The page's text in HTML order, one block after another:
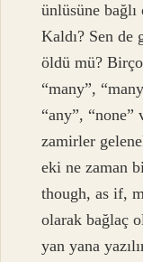
ünlüsüne
Kaldı? Sen de
öldü mü?
“many”,
“any”, “none”
zamirler
eki ne zaman
though, as if,
olarak bağlaç
yan yana